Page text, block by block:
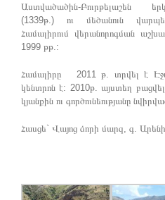
Աստվածածին-Բուրթելաշեն
(1339թ.) ու մեծանուն
Համալիրում վերանորոգման
1999 թթ.:
Համալիրը 2011 թ. տրվել է
կենտրոն է: 2010թ. այստեղ
կյանքին ու գործունեությանը
Հասցե` Վայոց ձորի մարզ, գ. Արենի